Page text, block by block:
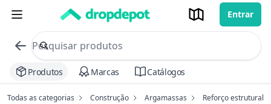
Entrar
commerce search no header
Procurar
Produtos Marcas Catálogos
Todas as categorias Construção Argamassas Reforço estrutural